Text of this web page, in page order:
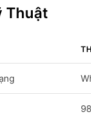
Thuật